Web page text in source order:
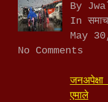
By
In
May
No Comments
एमाले